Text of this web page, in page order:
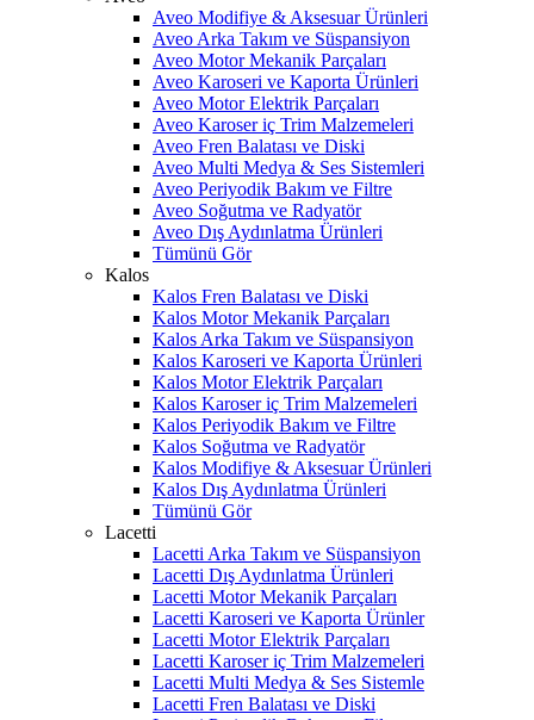
Aveo Modifiye & Aksesuar Ürünleri
Aveo Arka Takım ve Süspansiyon
Aveo Motor Mekanik Parçaları
Aveo Karoseri ve Kaporta Ürünleri
Aveo Motor Elektrik Parçaları
Aveo Karoser iç Trim Malzemeleri
Aveo Fren Balatası ve Diski
Aveo Multi Medya & Ses Sistemleri
Aveo Periyodik Bakım ve Filtre
Aveo Soğutma ve Radyatör
Aveo Dış Aydınlatma Ürünleri
Tümünü Gör
Kalos
Kalos Fren Balatası ve Diski
Kalos Motor Mekanik Parçaları
Kalos Arka Takım ve Süspansiyon
Kalos Karoseri ve Kaporta Ürünleri
Kalos Motor Elektrik Parçaları
Kalos Karoser iç Trim Malzemeleri
Kalos Periyodik Bakım ve Filtre
Kalos Soğutma ve Radyatör
Kalos Modifiye & Aksesuar Ürünleri
Kalos Dış Aydınlatma Ürünleri
Tümünü Gör
Lacetti
Lacetti Arka Takım ve Süspansiyon
Lacetti Dış Aydınlatma Ürünleri
Lacetti Motor Mekanik Parçaları
Lacetti Karoseri ve Kaporta Ürünler
Lacetti Motor Elektrik Parçaları
Lacetti Karoser iç Trim Malzemeleri
Lacetti Multi Medya & Ses Sistemle
Lacetti Fren Balatası ve Diski